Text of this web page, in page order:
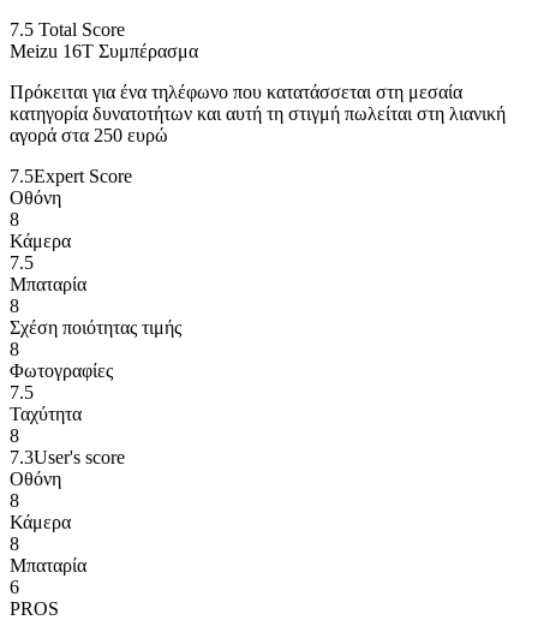
7.5 Total Score
Meizu 16T Συμπέρασμα
Πρόκειται για ένα τηλέφωνο που κατατάσσεται στη μεσαία
κατηγορία δυνατοτήτων και αυτή τη στιγμή πωλείται στη λιανική
αγορά στα 250 ευρώ
7.5Expert Score
Οθόνη
8
Κάμερα
7.5
Μπαταρία
8
Σχέση ποιότητας τιμής
8
Φωτογραφίες
7.5
Ταχύτητα
8
7.3User's score
Οθόνη
8
Κάμερα
8
Μπαταρία
6
PROS